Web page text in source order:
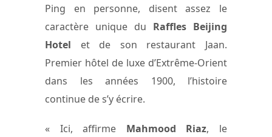
Ping en personne, disent assez le
caractère unique du Raffles Beijing
Hotel et de son restaurant Jaan.
Premier hôtel de luxe d’Extrême-Orient
dans les années 1900, l’histoire
continue de s’y écrire.
« Ici, affirme Mahmood Riaz, le